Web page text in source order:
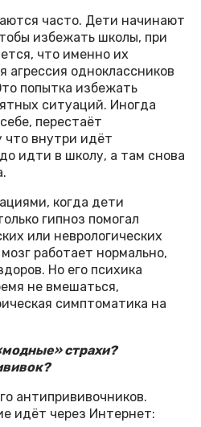
часто. Дети начинают
избежать школы, при
что именно их
агрессия одноклассников
попытка избежать
ситуаций. Иногда
перестаёт
что внутри идёт
идти в школу, а там снова
когда дети
гипноз помогал
или неврологических
работает нормально,
Но его психика
не вмешаться,
симптоматика на
страхи?
антипрививочников.
идёт через Интернет: